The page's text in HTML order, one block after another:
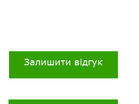
Залишити відгук